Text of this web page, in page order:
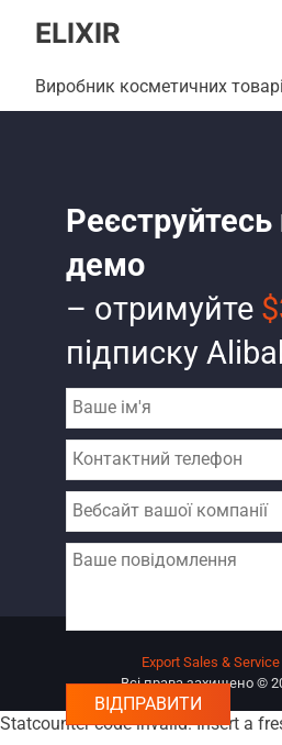
ELIXIR
Виробник косметичних
демо
– отримуйте
підписку
Export Sales & Service
Всі права захищено ©
Statcounter code invalid. Insert a